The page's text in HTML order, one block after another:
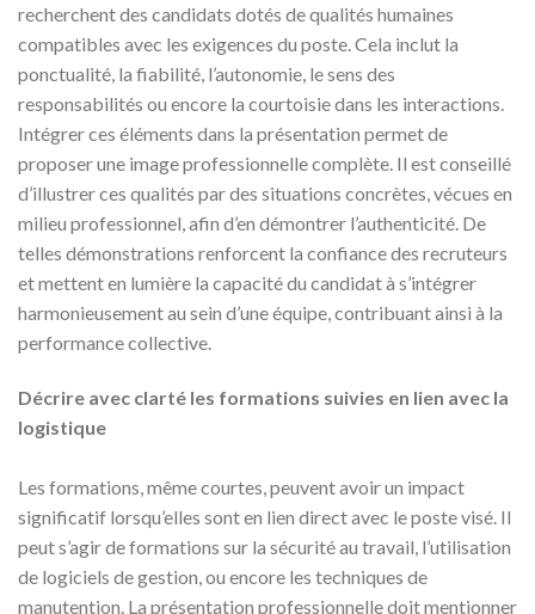
recherchent des candidats dotés de qualités humaines
compatibles avec les exigences du poste. Cela inclut la
ponctualité, la fiabilité, l’autonomie, le sens des
responsabilités ou encore la courtoisie dans les interactions.
Intégrer ces éléments dans la présentation permet de
proposer une image professionnelle complète. Il est conseillé
d’illustrer ces qualités par des situations concrètes, vécues en
milieu professionnel, afin d’en démontrer l’authenticité. De
telles démonstrations renforcent la confiance des recruteurs
et mettent en lumière la capacité du candidat à s’intégrer
harmonieusement au sein d’une équipe, contribuant ainsi à la
performance collective.
Décrire avec clarté les formations suivies en lien avec la
logistique
Les formations, même courtes, peuvent avoir un impact
significatif lorsqu’elles sont en lien direct avec le poste visé. Il
peut s’agir de formations sur la sécurité au travail, l’utilisation
de logiciels de gestion, ou encore les techniques de
manutention. La présentation professionnelle doit mentionner